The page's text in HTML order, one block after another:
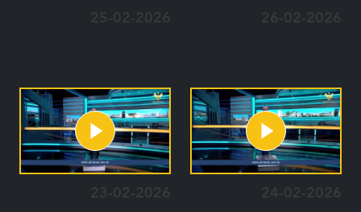
26-02-2026
25-02-2026
24-02-2026
23-02-2026